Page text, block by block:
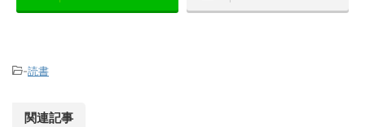
-読書
関連記事